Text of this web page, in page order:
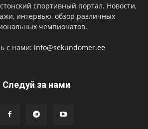
спортивный портал. Новости,
интервью, обзор различных
чемпионатов.
с нами: info@sekundomer.ee
Cледуй за нами